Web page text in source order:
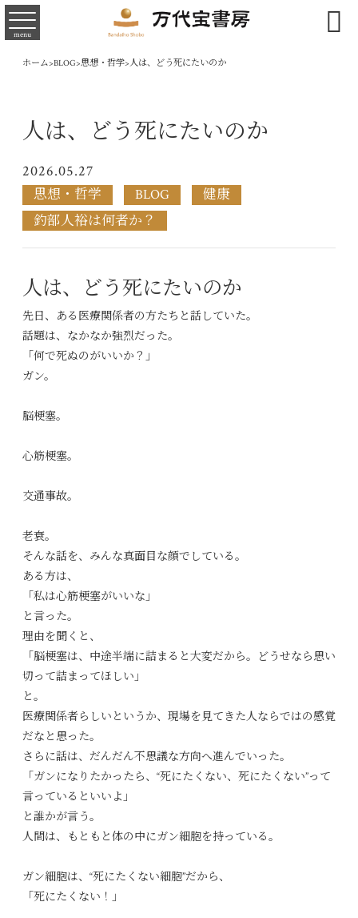
menu 
ホーム>BLOG>思想・哲学>人は、どう死にたいのか
人は、どう死にたいのか
2026.05.27
思想・哲学 BLOG
健康
釣部人裕は何者か？
人は、どう死にたいのか
先日、ある医療関係者の方たちと話していた。
話題は、なかなか強烈だった。
「何で死ぬのがいいか？」
ガン。
脳梗塞。
心筋梗塞。
交通事故。
老衰。
そんな話を、みんな真面目な顔でしている。
ある方は、
「私は心筋梗塞がいいな」
と言った。
理由を聞くと、
「脳梗塞は、中途半端に詰まると大変だから。どうせなら思い
切って詰まってほしい」
と。
医療関係者らしいというか、現場を見てきた人ならではの感覚
だなと思った。
さらに話は、だんだん不思議な方向へ進んでいった。
「ガンになりたかったら、“死にたくない、死にたくない”って
言っているといいよ」
と誰かが言う。
人間は、もともと体の中にガン細胞を持っている。
ガン細胞は、“死にたくない細胞”だから、
「死にたくない！」